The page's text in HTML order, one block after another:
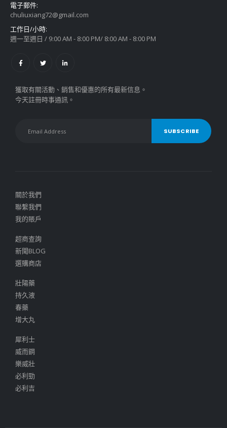
電子郵件:
chuliuxiang72@gmail.com
工作日/小時:
週一至週日 / 9:00 AM - 8:00 PM/ 8:00 AM - 8:00 PM
獲取有關活動、銷售和優惠的所有最新信息。
今天註冊時事通訊。
關於我們
聯繫我們
我的賬戶
超商查詢
新聞BLOG
選購商店
壯陽藥
持久液
春藥
增大丸
犀利士
威而鋼
樂威壯
必利勁
必利吉